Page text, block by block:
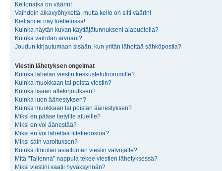
Kellonaika on väärin!
Vaihdoin aikavyöhykettä, mutta kello on silti väärin!
Kieltäni ei näy luettelossa!
Kuinka näytän kuvan käyttäjätunnukseni alapuolella?
Kuinka vaihdan arvoani?
Joudun kirjautumaan sisään, kun yritän lähettää sähköpostia?
Viestin lähetyksen ongelmat
Kuinka lähetän viestin keskustelufoorumille?
Kuinka muokkaan tai poista viestin?
Kuinka lisään allekirjoutksen?
Kuinka luon äänestyksen?
Kuinka muokkaan tai poistan äänestyksen?
Miksi en pääse tietyille alueille?
Miksi en voi äänestää?
Miksi en voi lähettää liitetiedostoa?
Miksi sain varoituksen?
Kuinka ilmoitan asiattoman viestin valvojalle?
Mitä "Tallenna" nappula tekee viestien lähetyksessä?
Miksi viestini vaatii hyväksynnän?